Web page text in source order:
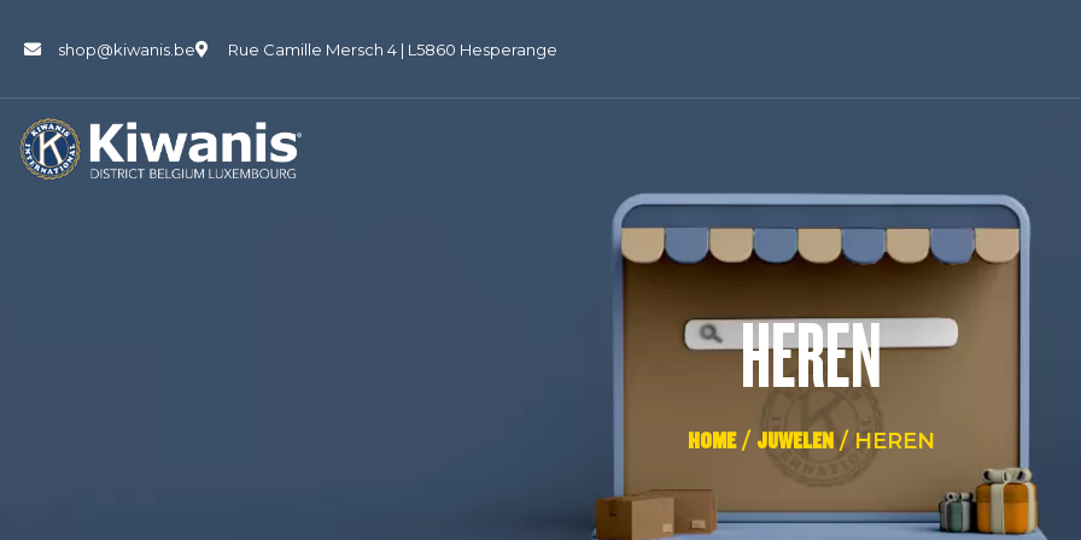
shop@kiwanis.be Rue Camille Mersch 4 | L5860 Hesperange
HEREN
HOME/ JUWELEN/ HEREN